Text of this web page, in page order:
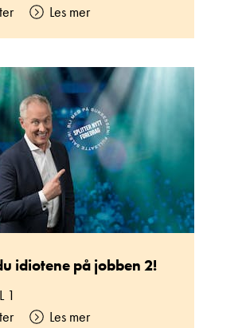
Les mer
idiotene på jobben 2!
1
Les mer